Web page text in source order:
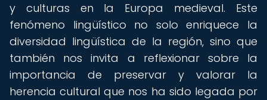
y culturas en la Europa medieval. Este
fenómeno lingüístico no solo enriquece la
diversidad lingüística de la región, sino que
también nos invita a reflexionar sobre la
importancia de preservar y valorar la
herencia cultural que nos ha sido legada por